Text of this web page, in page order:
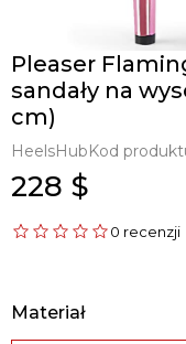
Pleaser
sandały na
cm)
HeelsHubKod
228 $
0 recenzji
Materiał